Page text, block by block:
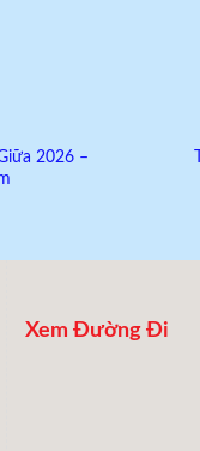
2026 –
Xem Đường Đi